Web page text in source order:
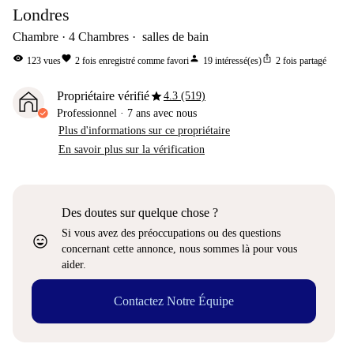
Londres
Chambre 4 Chambres salles de bain
visibility 123 vuesfavorite 2 fois enregistré comme favoriperson 19 intéressé(es)ios_share 2 fois partagé
Propriétaire vérifiéstar4.3 (519)
Professionnel · 7 ans avec nous
Plus d'informations sur ce propriétaire
En savoir plus sur la vérification
sentiment_very_satisfied
Des doutes sur quelque chose ?
Si vous avez des préoccupations ou des questions
concernant cette annonce, nous sommes là pour vous
aider.
Contactez Notre Équipe